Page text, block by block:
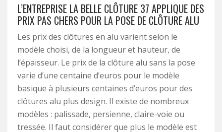
L’ENTREPRISE LA BELLE CLÔTURE 37 APPLIQUE DES
PRIX PAS CHERS POUR LA POSE DE CLÔTURE ALU
Les prix des clôtures en alu varient selon le
modèle choisi, de la longueur et hauteur, de
l’épaisseur. Le prix de la clôture alu sans la pose
varie d’une centaine d’euros pour le modèle
basique à plusieurs centaines d’euros pour des
clôtures alu plus design. Il existe de nombreux
modèles : palissade, persienne, claire-voie ou
tressée. Il faut considérer que plus le modèle est